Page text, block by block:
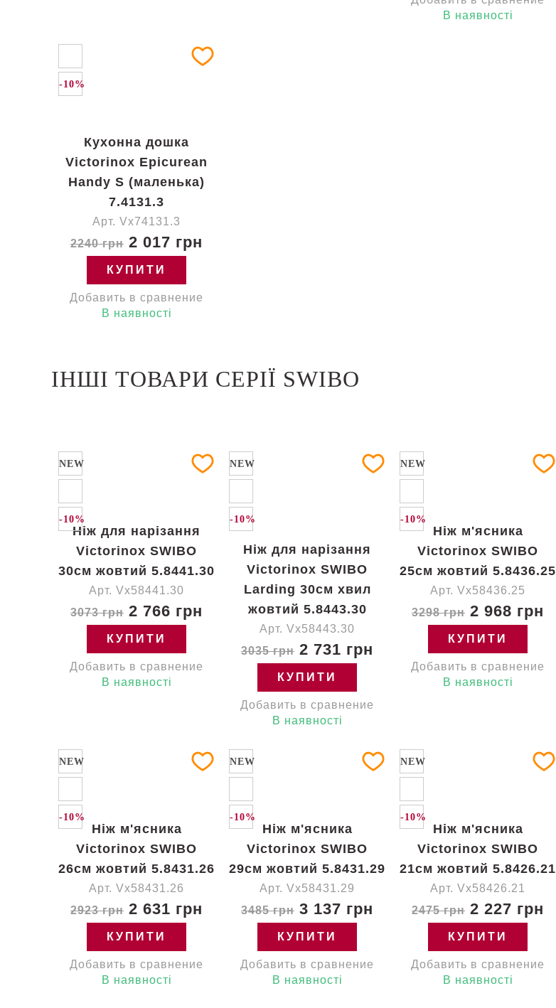
В наявності
-10%
Кухонна дошка
Victorinox Epicurean
Handy S (маленька)
7.4131.3
Арт. Vx74131.3
2240 грн 2 017 грн
КУПИТИ
Добавить в сравнение
В наявності
ІНШІ ТОВАРИ СЕРІЇ SWIBO
NEW
-10%
Ніж для нарізання
Victorinox SWIBO
30см жовтий 5.8441.30
Арт. Vx58441.30
3073 грн 2 766 грн
КУПИТИ
Добавить в сравнение
В наявності
NEW
-10%
Ніж для нарізання
Victorinox SWIBO
Larding 30см хвил
жовтий 5.8443.30
Арт. Vx58443.30
3035 грн 2 731 грн
КУПИТИ
Добавить в сравнение
В наявності
NEW
-10%
Ніж м'ясника
Victorinox SWIBO
25см жовтий 5.8436.25
Арт. Vx58436.25
3298 грн 2 968 грн
КУПИТИ
Добавить в сравнение
В наявності
NEW
-10%
Ніж м'ясника
Victorinox SWIBO
26см жовтий 5.8431.26
Арт. Vx58431.26
2923 грн 2 631 грн
КУПИТИ
Добавить в сравнение
В наявності
NEW
-10%
Ніж м'ясника
Victorinox SWIBO
29см жовтий 5.8431.29
Арт. Vx58431.29
3485 грн 3 137 грн
КУПИТИ
Добавить в сравнение
В наявності
NEW
-10%
Ніж м'ясника
Victorinox SWIBO
21см жовтий 5.8426.21
Арт. Vx58426.21
2475 грн 2 227 грн
КУПИТИ
Добавить в сравнение
В наявності